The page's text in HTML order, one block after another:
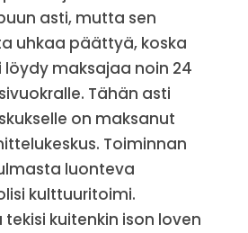
asti, mutta sen
uhkaa päättyä, koska
maksajaa noin 24
Tähän asti
on maksanut
Toiminnan
luonteva
kulttuuritoimi.
kuitenkin ison loven